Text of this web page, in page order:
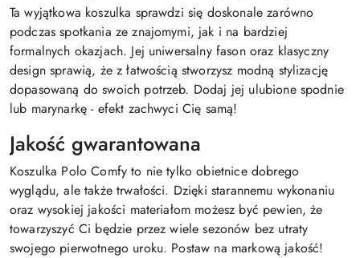
Ta wyjątkowa koszulka sprawdzi się doskonale zarówno
podczas spotkania ze znajomymi, jak i na bardziej
formalnych okazjach. Jej uniwersalny fason oraz klasyczny
design sprawią, że z łatwością stworzysz modną stylizację
dopasowaną do swoich potrzeb. Dodaj jej ulubione spodnie
lub marynarkę - efekt zachwyci Cię samą!
Jakość gwarantowana
Koszulka Polo Comfy to nie tylko obietnice dobrego
wyglądu, ale także trwałości. Dzięki starannemu wykonaniu
oraz wysokiej jakości materiałom możesz być pewien, że
towarzyszyć Ci będzie przez wiele sezonów bez utraty
swojego pierwotnego uroku. Postaw na markową jakość!